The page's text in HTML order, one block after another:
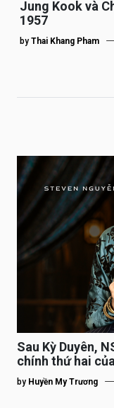
Jung Kook và
1957
by Thai Khang Pham
Sau Kỳ Duyên,
chính thứ hai
by Huyền My Trương